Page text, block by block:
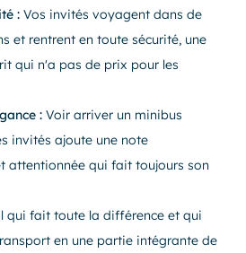
: Vos invités voyagent dans de
et rentrent en toute sécurité, une
qui n'a pas de prix pour les
: Voir arriver un minibus
invités ajoute une note
attentionnée qui fait toujours son
qui fait toute la différence et qui
en une partie intégrante de